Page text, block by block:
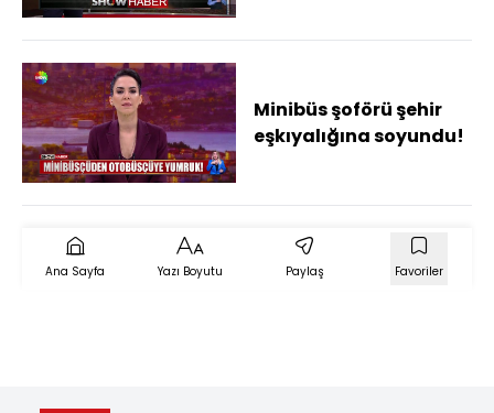
Minibüs şoförü şehir
eşkıyalığına soyundu!
Ana Sayfa Yazı Boyutu Paylaş Favoriler